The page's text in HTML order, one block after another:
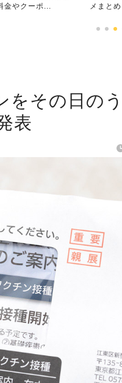
やクーポ...
メまとめ
をその日の
表